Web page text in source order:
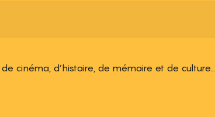
cinéma, d’histoire, de mémoire et de culture…